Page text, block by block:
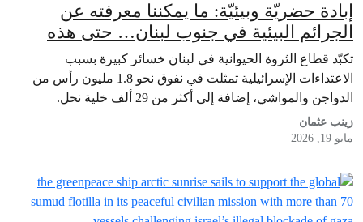
إبادة حضريّة وبيئيّة: ما يمكننا معرفته عن
الجرائم البيئية في جنوب لبنان… حتى هذه
الساعة
تكبّد قطاع الثروة الحيوانية في لبنان خسائر كبيرة بسبب
الاعتداءات الإسرائيلية تمثلت في نفوق نحو 1.8 مليون رأس من
الدواجن والمواشي، إضافة إلى أكثر من 29 ألف خلية نحل.
زينب عثمان
مايو 19, 2026